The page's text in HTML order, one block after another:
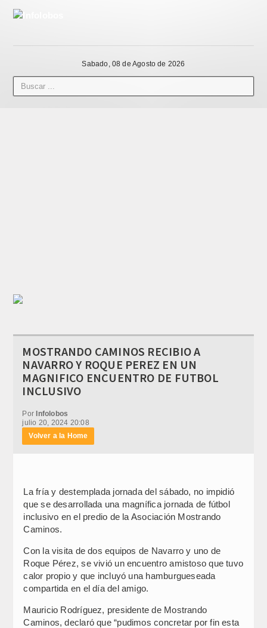
Sabado, 08 de Agosto de 2026
MOSTRANDO CAMINOS RECIBIO A
NAVARRO Y ROQUE PEREZ EN UN
MAGNIFICO ENCUENTRO DE FUTBOL
INCLUSIVO
Por Infolobos
julio 20, 2024 20:08
Volver a la Home
La fría y destemplada jornada del sábado, no impidió
que se desarrollada una magnífica jornada de fútbol
inclusivo en el predio de la Asociación Mostrando
Caminos.
Con la visita de dos equipos de Navarro y uno de
Roque Pérez, se vivió un encuentro amistoso que tuvo
calor propio y que incluyó una hamburgueseada
compartida en el día del amigo.
Mauricio Rodríguez, presidente de Mostrando
Caminos, declaró que “pudimos concretar por fin esta